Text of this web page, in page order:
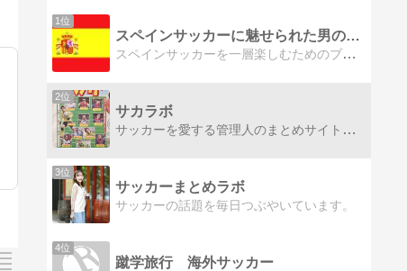
1位
スペインサッカーに魅せられた男のブログ
スペインサッカーを一層楽しむためのブログスペインスポーツ紙一面の速報、リーガやスペイン代表の様々なデータを紹介中。
2位
サカラボ
サッカーを愛する管理人のまとめサイト。サッカーは1994年ワールドカップから見始めて今に至る、アイドルはロナウジーニョ
3位
サッカーまとめラボ
サッカーの話題を毎日つぶやいています。
4位
蹴学旅行 海外サッカー